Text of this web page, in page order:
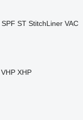
SPF ST StitchLiner VAC
VHP XHP